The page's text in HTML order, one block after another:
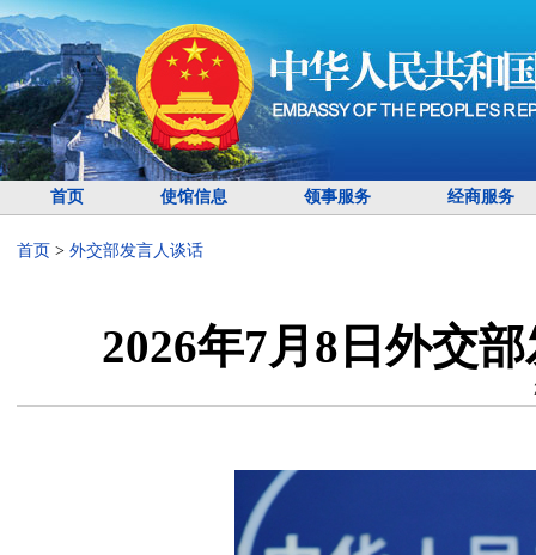
首页 使馆信息 领事服务 经商服务
首页 > 外交部发言人谈话
2026年7月8日外交